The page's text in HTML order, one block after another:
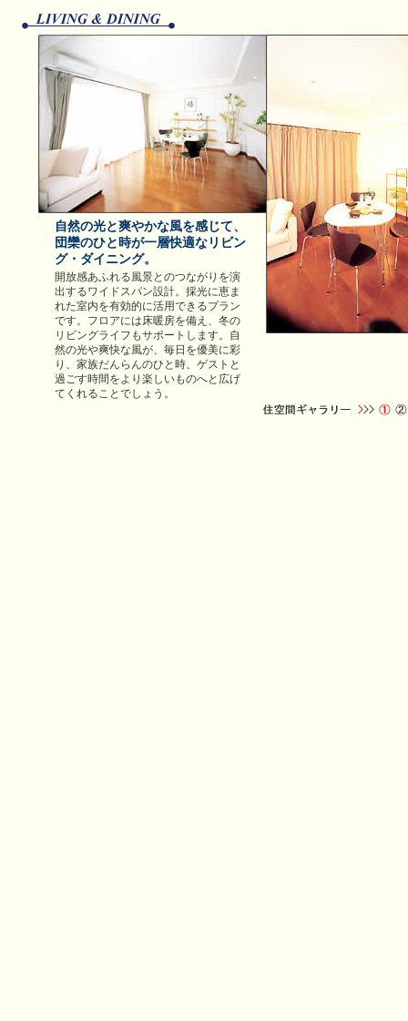
自然の光と爽やかな風を感じて、
団欒のひと時が一層快適なリビン
グ・ダイニング。
開放感あふれる風景とのつながりを演
出するワイドスパン設計。採光に恵ま
れた室内を有効的に活用できるプラン
です。フロアには床暖房を備え、冬の
リビングライフもサポートします。自
然の光や爽快な風が、毎日を優美に彩
り、家族だんらんのひと時、ゲストと
過ごす時間をより楽しいものへと広げ
てくれることでしょう。